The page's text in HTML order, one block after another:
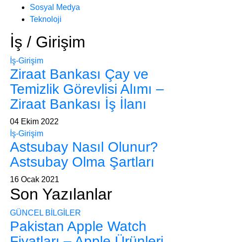
Sosyal Medya
Teknoloji
İş / Girişim
İş-Girişim
Ziraat Bankası Çay ve
Temizlik Görevlisi Alımı –
Ziraat Bankası İş İlanı
04 Ekim 2022
İş-Girişim
Astsubay Nasıl Olunur?
Astsubay Olma Şartları
16 Ocak 2021
Son Yazılanlar
GÜNCEL BİLGİLER
Pakistan Apple Watch